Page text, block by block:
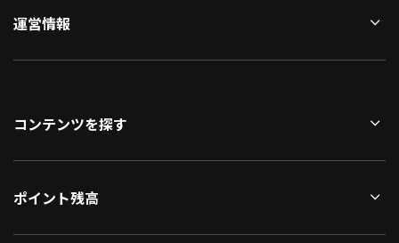
運営情報
コンテンツを探す
ポイント残高